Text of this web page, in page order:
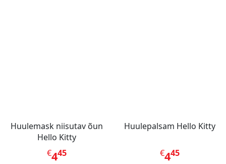
Huulemask niisutav õun
Hello Kitty
€445
Huulepalsam Hello Kitty
€445